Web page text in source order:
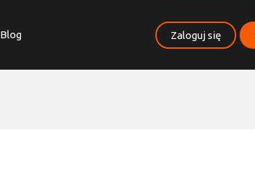
Blog Zaloguj się